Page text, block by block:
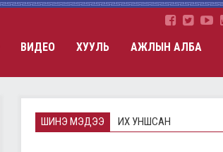
ВИДЕО ХУУЛЬ АЖЛЫН АЛБА
ШИНЭ МЭДЭЭ ИХ УНШСАН